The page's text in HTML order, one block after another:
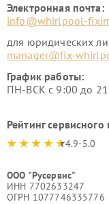
Электронная почта:
info@whirlpool-
для юридических
manager@fix-
График работы:
ПН-ВСК с 9:00 до
Рейтинг сервисного
4.9-5.0
ООО "Русервис"
ИНН 7702633247
ОГРН 1077746335776